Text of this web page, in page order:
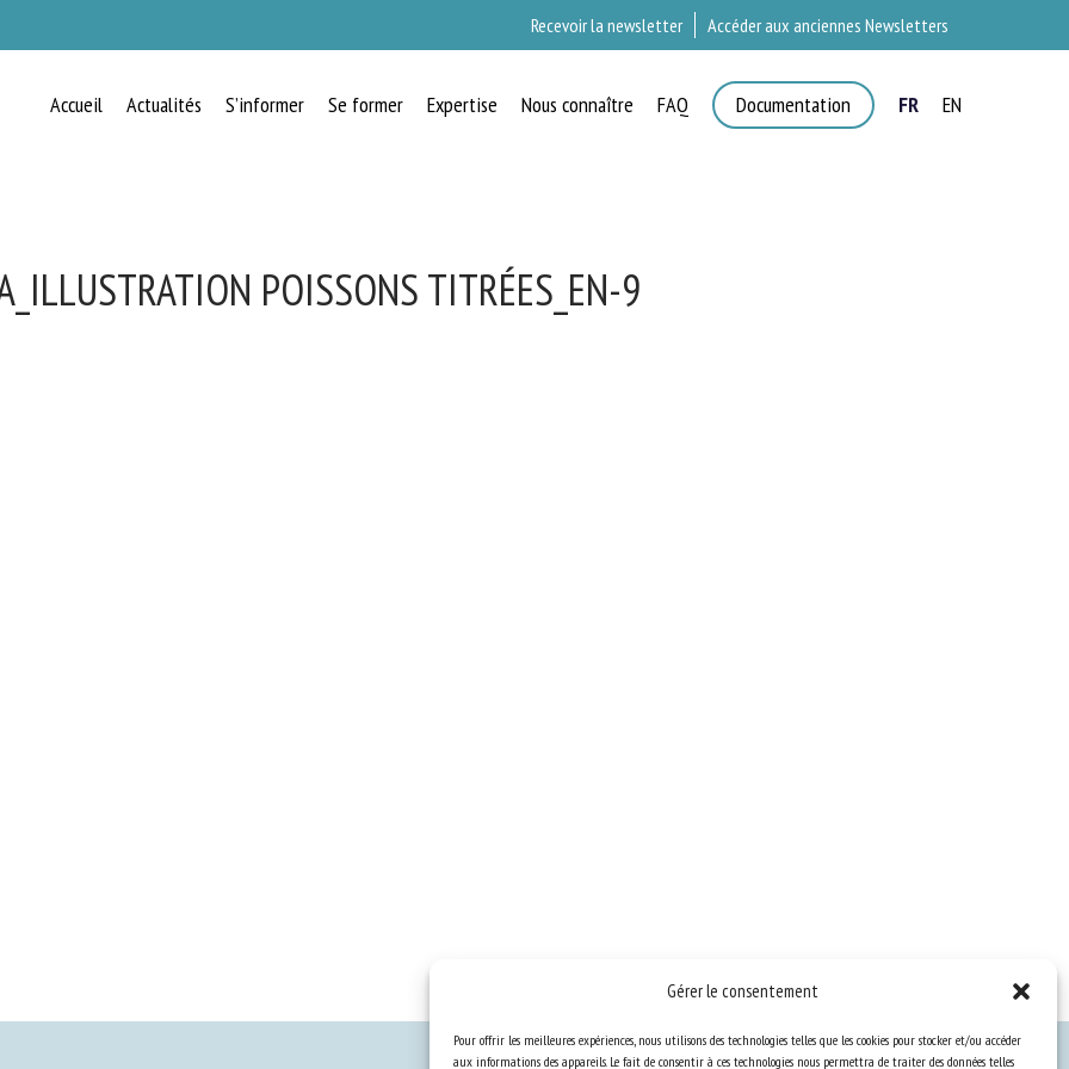
Gérer le consentement
Pour offrir les meilleures expériences, nous utilisons des technologies telles que les cookies pour stocker et/ou accéder
aux informations des appareils. Le fait de consentir à ces technologies nous permettra de traiter des données telles
Recevoir la newsletter Accéder aux anciennes Newsletters
Accueil Actualités S’informer Se former Expertise Nous connaître FAQ Documentation FR EN
POISSONS TITRÉES_EN-9